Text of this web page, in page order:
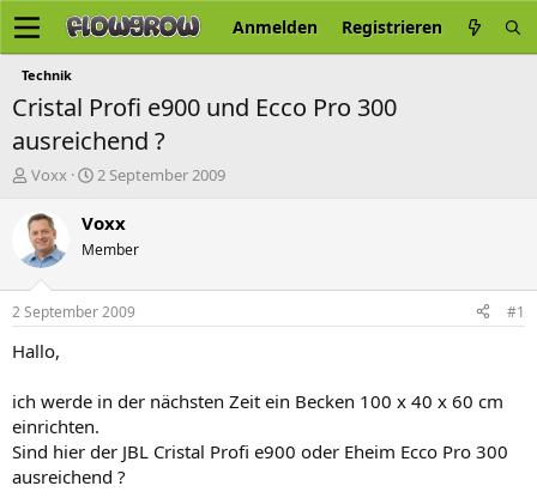
Anmelden Registrieren
Technik
Cristal Profi e900 und Ecco Pro 300
ausreichend ?
E
s
t
e
l
e
r
Voxx
E
s
e
t
2 September 2009
Voxx
Member
2 September 2009 #1
Hallo,
ich werde in der nächsten Zeit ein Becken 100 x 40 x 60 cm
einrichten.
Sind hier der JBL Cristal Profi e900 oder Eheim Ecco Pro 300
ausreichend ?